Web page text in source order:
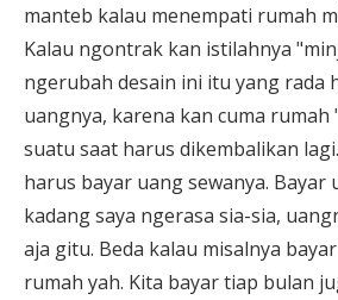
manteb kalau menempati rumah
Kalau ngontrak kan istilahnya
ngerubah desain ini itu yang rada
uangnya, karena kan cuma rumah
suatu saat harus dikembalikan
harus bayar uang sewanya. Bayar
kadang saya ngerasa sia-sia,
aja gitu. Beda kalau misalnya
rumah yah. Kita bayar tiap bulan